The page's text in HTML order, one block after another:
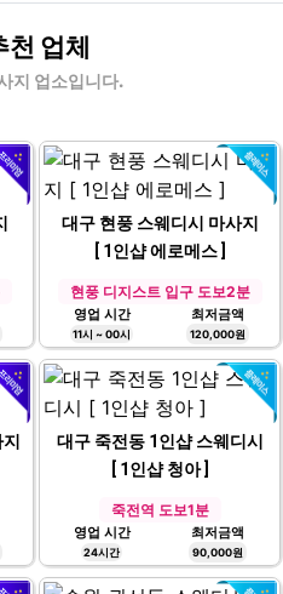
업체
지 업소입니다.
대구 현풍 스웨디시 마사지
[ 1인샵 에로메스 ]
현풍 디지스트 입구 도보2분
영업 시간
11시 ~ 00시
최저금액
120,000원
대구 죽전동 1인샵 스웨디시
[ 1인샵 청아 ]
죽전역 도보1분
영업 시간
24시간
최저금액
90,000원